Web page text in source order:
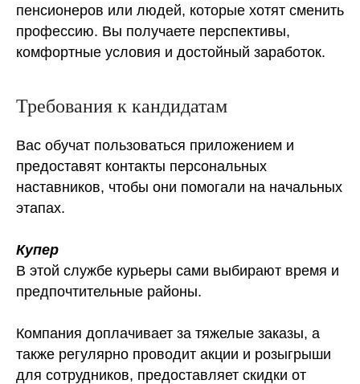
пенсионеров или людей, которые хотят сменить
профессию. Вы получаете перспективы,
комфортные условия и достойный заработок.
Требования к кандидатам
Вас обучат пользоваться приложением и
предоставят контакты персональных
наставников, чтобы они помогали на начальных
этапах.
Купер
В этой службе курьеры сами выбирают время и
предпочтительные районы.
Компания доплачивает за тяжелые заказы, а
также регулярно проводит акции и розыгрыши
для сотрудников, предоставляет скидки от